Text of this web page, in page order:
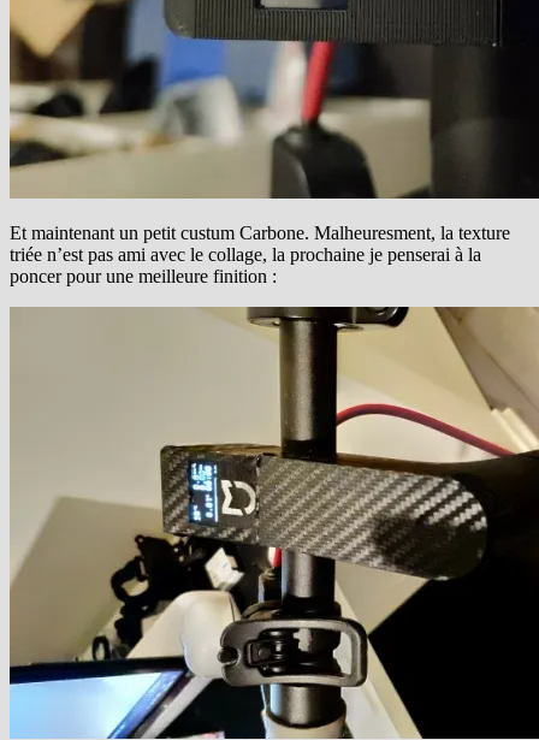
Et maintenant un petit custum Carbone. Malheuresment, la texture
triée n’est pas ami avec le collage, la prochaine je penserai à la
poncer pour une meilleure finition :